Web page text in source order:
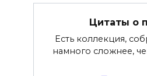
Цитаты о
Есть коллекция,
намного сложнее,